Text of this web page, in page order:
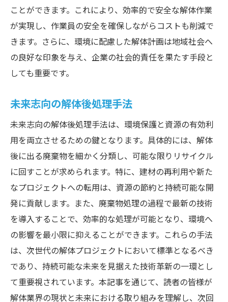
ことができます。これにより、効率的で安全な解体作業
が実現し、作業員の安全を確保しながらコストも削減で
きます。さらに、環境に配慮した解体計画は地域社会へ
の良好な印象を与え、企業の社会的責任を果たす手段と
しても重要です。
未来志向の解体後処理手法
未来志向の解体後処理手法は、環境保護と資源の有効利
用を両立させるための鍵となります。具体的には、解体
後に出る廃棄物を細かく分類し、可能な限りリサイクル
に回すことが求められます。特に、建材の再利用や新た
なプロジェクトへの転用は、資源の節約と持続可能な開
発に貢献します。また、廃棄物処理の過程で最新の技術
を導入することで、効率的な処理が可能となり、環境へ
の影響を最小限に抑えることができます。これらの手法
は、次世代の解体プロジェクトにおいて標準となるべき
であり、持続可能な未来を見据えた技術革新の一環とし
て重要視されています。本記事を通じて、読者の皆様が
解体業界の現状と未来における取り組みを理解し、次回